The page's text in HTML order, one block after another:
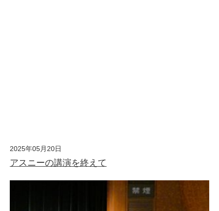
2025年05月20日
アスニーの講演を終えて